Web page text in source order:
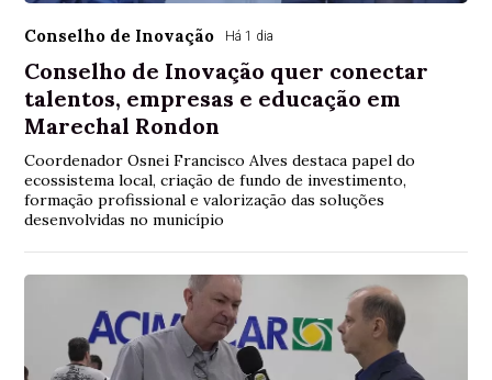
Conselho de Inovação Há 1 dia
Conselho de Inovação quer conectar
talentos, empresas e educação em
Marechal Rondon
Coordenador Osnei Francisco Alves destaca papel do
ecossistema local, criação de fundo de investimento,
formação profissional e valorização das soluções
desenvolvidas no município